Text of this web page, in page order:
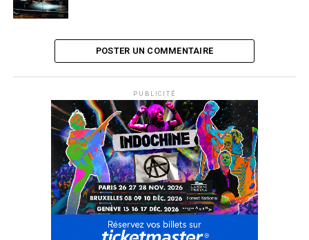
POSTER UN COMMENTAIRE
PUBLICITÉ